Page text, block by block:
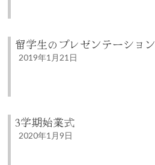
留学生のプレゼンテーション
2019年1月21日
3学期始業式
2020年1月9日